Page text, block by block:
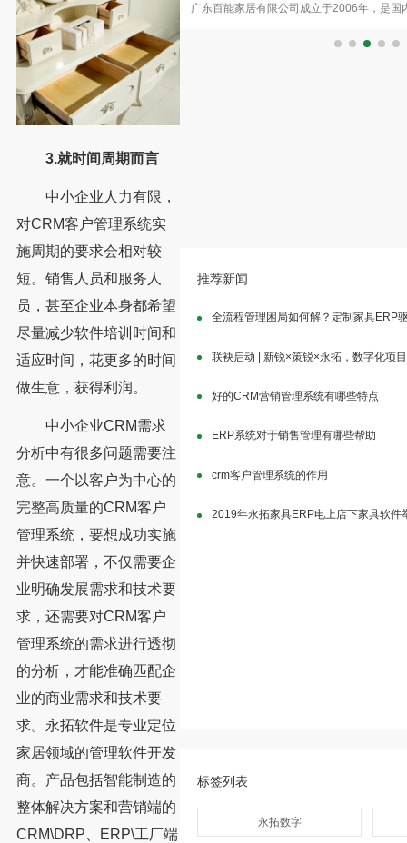
3.就时间周期而言
中小企业人力有限，
对CRM客户管理系统实
施周期的要求会相对较
短。销售人员和服务人
员，甚至企业本身都希望
尽量减少软件培训时间和
适应时间，花更多的时间
做生意，获得利润。
中小企业CRM需求
分析中有很多问题需要注
意。一个以客户为中心的
完整高质量的CRM客户
管理系统，要想成功实施
并快速部署，不仅需要企
业明确发展需求和技术要
求，还需要对CRM客户
管理系统的需求进行透彻
的分析，才能准确匹配企
业的商业需求和技术要
求。永拓软件是专业定位
家居领域的管理软件开发
商。产品包括智能制造的
整体解决方案和营销端的
CRM\DRP、ERP\工厂端
立的东莞市理达家私厂，2002
温塘片区。二十余年来，企业始
品牌的数字化突围
广东百能家居有限公司成立于2006年，是国
推荐新闻
全流程管理困局如何解？定制家具ERP
联袂启动 | 新锐×策锐×永拓，数字化项
好的CRM营销管理系统有哪些特点
ERP系统对于销售管理有哪些帮助
crm客户管理系统的作用
2019年永拓家具ERP电上店下家具软件
标签列表
永拓数字